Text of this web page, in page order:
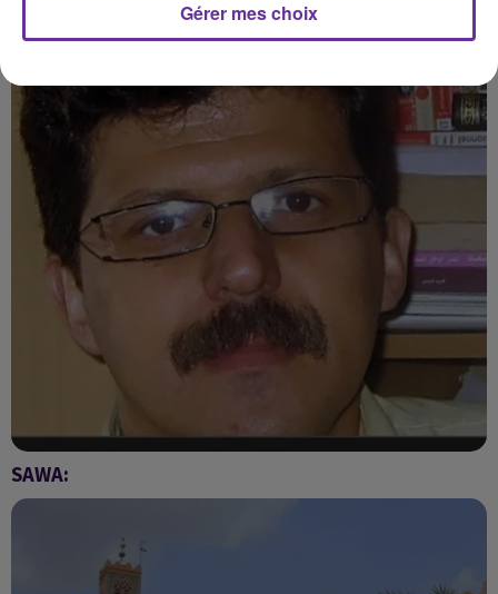
SAWA:
les causes du changement comportemental des fidèles durant
Gérer mes choix